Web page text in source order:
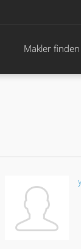
Makler finden